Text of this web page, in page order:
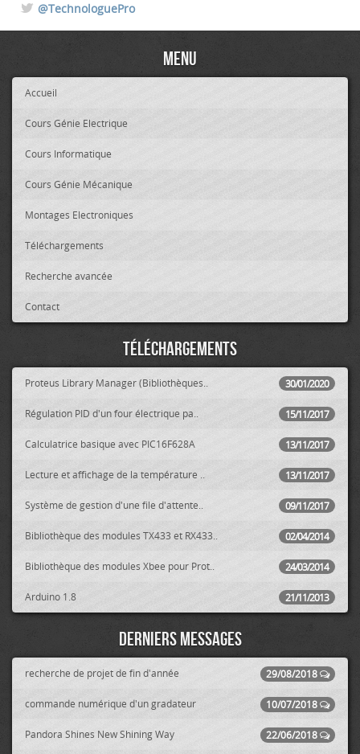
@TechnologuePro
Menu
Accueil
Cours Génie Electrique
Cours Informatique
Cours Génie Mécanique
Montages Electroniques
Téléchargements
Recherche avancée
Contact
Téléchargements
30/01/2020
Proteus Library Manager (Bibliothèques..
15/11/2017
Régulation PID d'un four électrique pa..
13/11/2017
Calculatrice basique avec PIC16F628A
13/11/2017
Lecture et affichage de la température ..
09/11/2017
Système de gestion d'une file d'attente..
02/04/2014
Bibliothèque des modules TX433 et RX433..
24/03/2014
Bibliothèque des modules Xbee pour Prot..
21/11/2013
Arduino 1.8
Derniers messages
29/08/2018
recherche de projet de fin d'année
10/07/2018
commande numérique d'un gradateur
22/06/2018
Pandora Shines New Shining Way